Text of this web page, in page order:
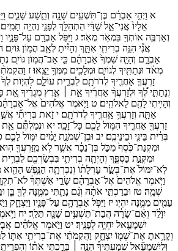
א וַיְהִ֣י אַבְרָ֔ם בֶּן־תִּשְׁעִ֥ים שָׁנָ֖ה וְתֵ֣שַׁע שָׁנִ֑ים
אֵלָיו֙ אֲנִי־אֵ֣ל שַׁדַּ֔י הִתְהַלֵּ֥ךְ לְפָנַ֖י וֶהְיֵ֥ה תָמִֽים׃
וְאַרְבֶּ֥ה אוֹתְךָ֖ בִּמְאֹ֥ד מְאֹֽד׃ ג וַיִּפֹּ֥ל אַבְרָ֖ם עַל־פָּנָ֑יו
אֲנִ֕י הִנֵּ֥ה בְרִיתִ֖י אִתָּ֑ךְ וְהָיִ֕יתָ לְאַ֖ב הֲמ֥וֹן גּוֹיִֽם׃
אַבְרָ֑ם וְהָיָ֤ה שִׁמְךָ֙ אַבְרָהָ֔ם כִּ֛י אַב־הֲמ֥וֹן גּוֹיִ֖ם
מְאֹ֔ד וּנְתַתִּ֖יךָ לְגוֹיִ֑ם וּמְלָכִ֖ים מִמְּךָ֥ יֵצֵֽאוּ׃ ז
זַרְעֲךָ֧ אַחֲרֶ֛יךָ לְדֹרֹתָ֖ם לִבְרִ֣ית עוֹלָ֑ם לִהְי֤וֹת לְךָ֙
וְנָתַתִּ֣י לְ֠ךָ וּלְזַרְעֲךָ֨ אַחֲרֶ֜יךָ אֵ֣ת ׀ אֶ֣רֶץ מְגֻרֶ֗יךָ אֵ֚ת
וְהָיִ֥יתִי לָהֶ֖ם לֵאלֹהִֽים׃ ט וַיֹּ֤אמֶר אֱלֹהִים֙ אֶל־
אַתָּ֛ה וְזַרְעֲךָ֥ אַֽחֲרֶ֖יךָ לְדֹרֹתָֽם׃ י זֹ֣את בְּרִיתִ֞י
זַרְעֲךָ֖ אַחֲרֶ֑יךָ הִמּ֥וֹל לָכֶ֖ם כָּל־זָכָֽר׃ יא וּנְמַלְתֶּ֕ם אֵ֖ת
בְּרִ֔ית בֵּינִ֖י וּבֵינֵיכֶֽם׃ יב וּבֶן־שְׁמֹנַ֣ת יָמִ֗ים יִמּ֥וֹל לָכֶ֛ם
וּמִקְנַת־כֶּ֙סֶף֙ מִכֹּ֣ל בֶּן־נֵכָ֔ר אֲשֶׁ֛ר לֹ֥א מִֽזַּרְעֲךָ֖ הֽוּא׃
וּמִקְנַ֣ת כַּסְפֶּ֑ךָ וְהָיְתָ֧ה בְרִיתִ֛י בִּבְשַׂרְכֶ֖ם לִבְרִ֥ית
לֹֽא־יִמּוֹל֙ אֶת־בְּשַׂ֣ר עָרְלָת֔וֹ וְנִכְרְתָ֛ה הַנֶּ֥פֶשׁ הַהִ֖וא
וַיֹּ֤אמֶר אֱלֹהִים֙ אֶל־אַבְרָהָ֔ם שָׂרַ֣י אִשְׁתְּךָ֔ לֹא־
שְׁמָֽהּ׃ טז וּבֵרַכְתִּ֣י אֹתָ֔הּ וְגַ֨ם נָתַ֧תִּי מִמֶּ֛נָּה לְךָ֖ בֵּ֑ן
עַמִּ֖ים מִמֶּ֥נָּה יִהְיֽוּ׃ יז וַיִּפֹּ֧ל אַבְרָהָ֛ם עַל־פָּנָ֖יו וַיִּצְחָ֑ק
יִוָּלֵ֔ד וְאִ֨ם־שָׂרָ֔ה הֲבַת־תִּשְׁעִ֥ים שָׁנָ֖ה תֵּלֵֽד׃ יח
יִשְׁמָעֵ֖אל יִחְיֶ֥ה לְפָנֶֽיךָ׃ יט וַיֹּ֣אמֶר אֱלֹהִ֗ים
וְקָרָ֥אתָ אֶת־שְׁמ֖וֹ יִצְחָ֑ק וַהֲקִמֹתִ֨י אֶת־בְּרִיתִ֥י אִתּ֛וֹ
וּֽלְיִשְׁמָעֵ֘אל שְׁמַעְתִּיךָ֒ הִנֵּ֣ה ׀ בֵּרַ֣כְתִּי אֹת֗וֹ